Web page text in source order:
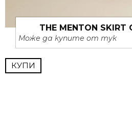
THE MENTON SKIRT
Може да купите от тук
КУПИ